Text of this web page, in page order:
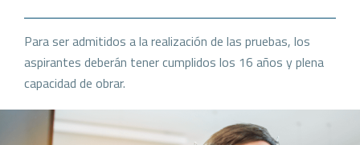
Para ser admitidos a la realización de las pruebas, los
aspirantes deberán tener cumplidos los 16 años y plena
capacidad de obrar.